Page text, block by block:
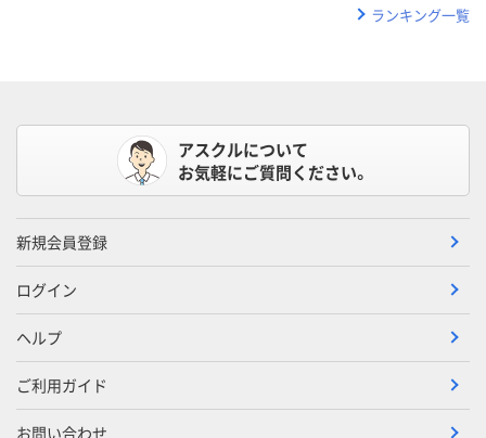
ランキング一覧
アスクルについて
お気軽にご質問ください。
新規会員登録
ログイン
ヘルプ
ご利用ガイド
お問い合わせ